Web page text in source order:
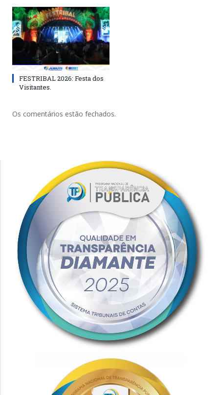
FESTRIBAL 2026: Festa dos
Visitantes.
Os comentários estão fechados.